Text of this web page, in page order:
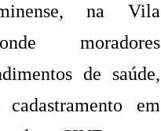
na Vila
moradores
de saúde,
em